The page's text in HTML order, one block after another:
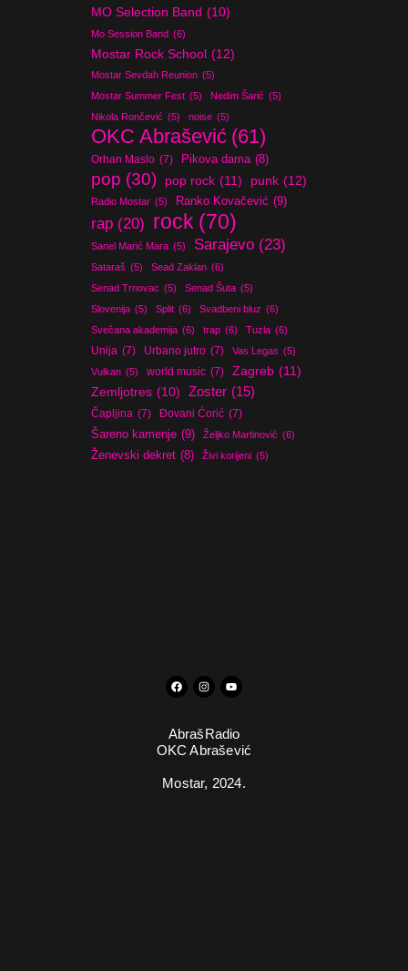
MO Selection Band (10)
Mo Session Band (6)
Mostar Rock School (12)
Mostar Sevdah Reunion (5)
Mostar Summer Fest (5) Nedim Šarić (5)
Nikola Rončević (5) noise (5)
OKC Abrašević (61)
Orhan Maslo (7) Pikova dama (8)
pop (30) pop rock (11) punk (12)
Radio Mostar (5) Ranko Kovačević (9)
rap (20) rock (70)
Sanel Marić Mara (5) Sarajevo (23)
Sataraš (5) Sead Zaklan (6)
Senad Trnovac (5) Senad Šuta (5)
Slovenija (5) Split (6) Svadbeni bluz (6)
Svečana akademija (6) trap (6) Tuzla (6)
Unija (7) Urbano jutro (7) Vas Legas (5)
Vulkan (5) world music (7) Zagreb (11)
Zemljotres (10) Zoster (15)
Čapljina (7) Đovani Ćorić (7)
Šareno kamenje (9) Željko Martinović (6)
Ženevski dekret (8) Živi korijeni (5)
AbrašRadio
OKC Abrašević
Mostar, 2024.